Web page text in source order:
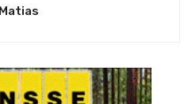
Matias